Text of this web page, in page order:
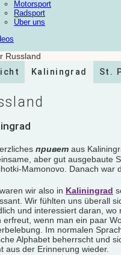
Motorsport
Radsport
Über uns
Kaliningrad St.
привет aus
aber gut ausgebaute
Mamonovo. Danach war
wir also in Kaliningrad
Wir fühlten uns überall
und interessiert daran,
erfreut, wenn man ein paar
Im normalen
Alphabet beherrscht und
aus der Erinnerung wieder.